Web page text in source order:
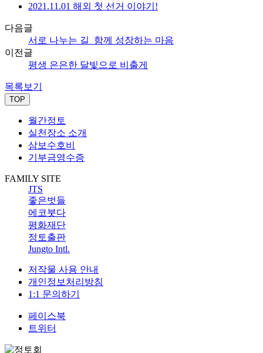
2021.11.01 해외 첫 선거 이야기!
다음글
서로 나누는 길_함께 성장하는 마음
이전글
평생 은은한 달빛으로 비출게
목록보기
TOP
월간정토
실천장소 소개
삼보수호비
기부금영수증
FAMILY SITE
JTS
좋은벗들
에코붓다
평화재단
정토출판
Jungto Intl.
저작물 사용 안내
개인정보처리방침
1:1 문의하기
페이스북
트위터